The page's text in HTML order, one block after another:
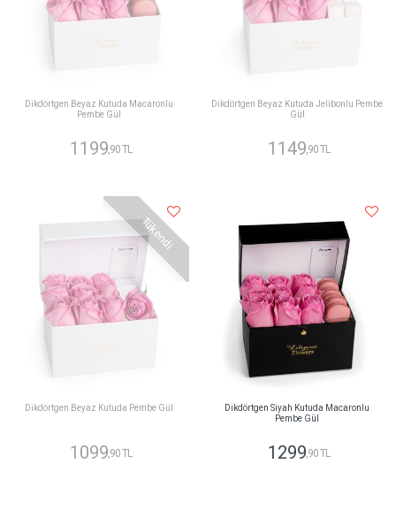
Dikdörtgen Beyaz Kutuda Macaronlu
Pembe Gül
1199,90 TL
Dikdörtgen Beyaz Kutuda Jelibonlu Pembe
Gül
1149,90 TL
Tükendi
Dikdörtgen Beyaz Kutuda Pembe Gül
1099,90 TL
Dikdörtgen Siyah Kutuda Macaronlu
Pembe Gül
1299,90 TL